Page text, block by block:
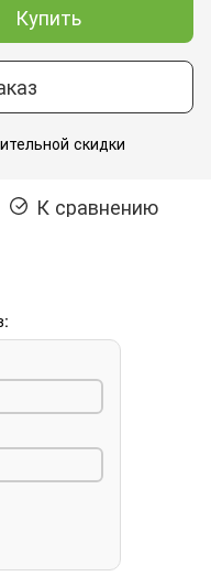
Купить
скидки
К сравнению